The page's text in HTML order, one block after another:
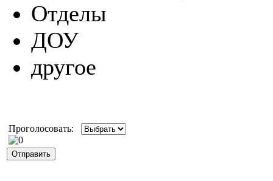
Отделы
ДОУ
другое
Проголосовать: